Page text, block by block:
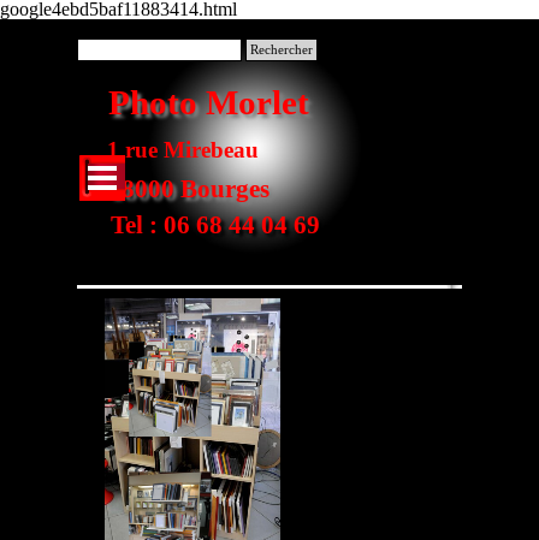
google4ebd5baf11883414.html
Sauter le menu
Photo Morlet
Rechercher
1 rue Mirebeau
Tel : 06 68 44 04 69
18000 Bourges